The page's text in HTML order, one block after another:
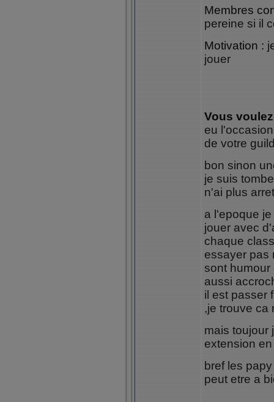
Membres
pereine si il
Motivation :
jouer
Vous
eu
de votre
bon sinon
je suis
n'ai plus
a l'epoque
jouer avec
chaque
essayer pas
sont humour
aussi
il est passer
,je trouve ca
mais toujour
extension
bref les
peut etre a